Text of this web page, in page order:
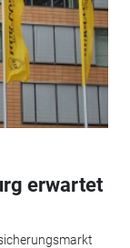
erwartet